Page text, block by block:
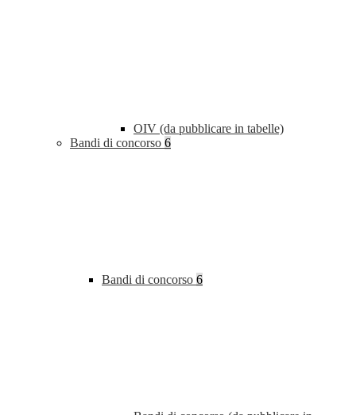
OIV (da pubblicare in tabelle)
Bandi di concorso 6
Bandi di concorso 6